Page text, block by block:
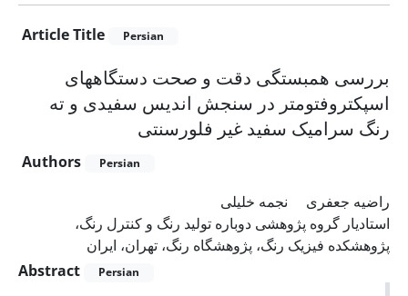
Article Title Persian
بررسی همبستگی دقت و صحت دستگاههای
اسپکتروفتومتر در سنجش اندیس سفیدی و ته
رنگ سرامیک سفید غیر فلورسنتی
Authors Persian
راضیه جعفری
نجمه خلیلی
استادیار گروه پژوهشی دوباره تولید رنگ و کنترل رنگ،
پژوهشکده فیزیک رنگ، پژوهشگاه رنگ، تهران، ایران
Abstract
Persian